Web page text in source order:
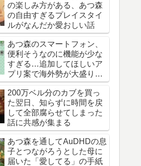
の楽しみ方がある、あつ森
の自由すぎるプレイスタイ
ルがなんだか愛おしい話
あつ森のスマートフォン、
便利そうなのに機能が少な
すぎる…追加してほしいア
プリ案で海外勢が大盛り上
がり
200万ベル分のカブを買っ
た翌日、知らずに時間を戻
して全部腐らせてしまった
話に共感が集まる
あつ森を通してAuDHDの息
子とつながろうとした母に
届いた「愛してる」の手紙